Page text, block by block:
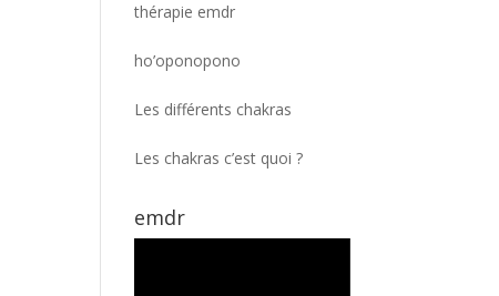
thérapie emdr
ho’oponopono
Les différents chakras
Les chakras c’est quoi ?
emdr